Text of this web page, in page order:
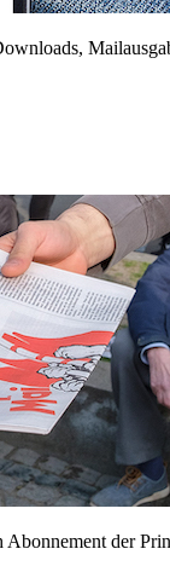
Abonnement der